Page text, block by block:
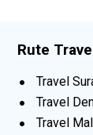
Rute
Travel
Travel
Travel